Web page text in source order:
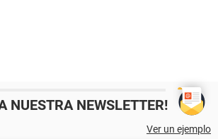
NUESTRA NEWSLETTER!
Ver un ejemplo